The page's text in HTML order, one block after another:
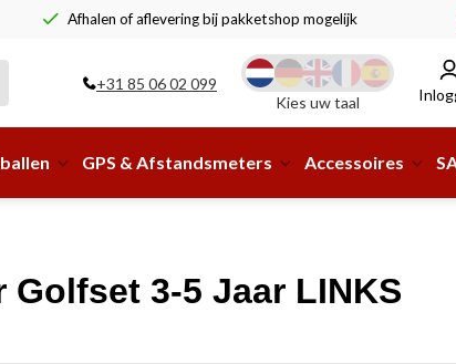
Afhalen of aflevering bij pakketshop mogelijk!
+31 85 06 02 099
Kies uw taal
GPS & Afstandsmeters Accessoires
3-5 Jaar LINKS